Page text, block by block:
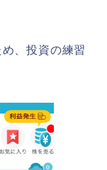
、投資の練習